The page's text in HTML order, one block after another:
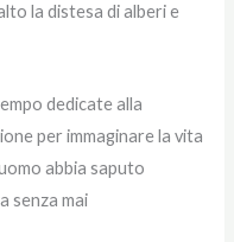
la distesa di alberi e
dedicate alla
per immaginare la vita
abbia saputo
senza mai